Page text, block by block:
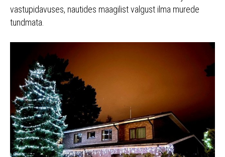
vastupidavuses, nautides maagilist valgust ilma murede
tundmata.